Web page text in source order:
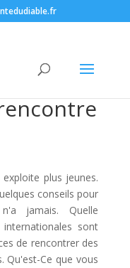
plus jeunes.
conseils pour
jamais. Quelle
sont
de rencontrer des
Qu'est-Ce que vous